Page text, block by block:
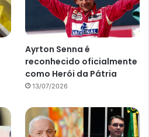
Ayrton Senna é
reconhecido oficialmente
como Herói da Pátria
13/07/2026